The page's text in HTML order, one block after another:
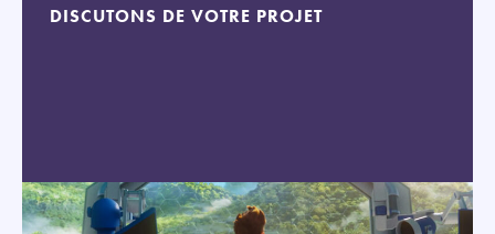
DISCUTONS DE VOTRE PROJET